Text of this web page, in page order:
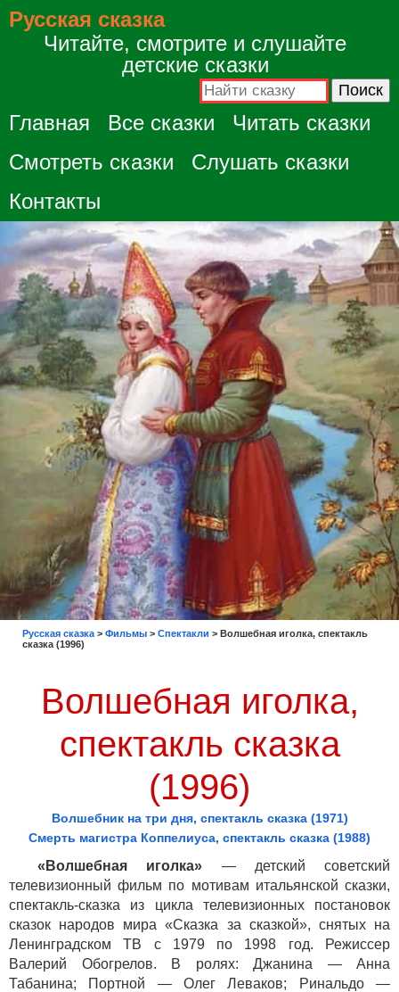
Русская сказка
Читайте, смотрите и слушайте
детские сказки
Главная Все сказки
Читать сказки
Смотреть сказки
Слушать сказки
Контакты
Русская сказка > Фильмы > Спектакли > Волшебная иголка, спектакль
сказка (1996)
Волшебная иголка,
спектакль сказка
(1996)
Волшебник на три дня, спектакль сказка (1971)
Смерть магистра Коппелиуса, спектакль сказка (1988)
«Волшебная иголка» — детский советский
телевизионный фильм по мотивам итальянской сказки,
спектакль-сказка из цикла телевизионных постановок
сказок народов мира «Сказка за сказкой», снятых на
Ленинградском ТВ с 1979 по 1998 год. Режиссер
Валерий Обогрелов. В ролях: Джанина — Анна
Табанина; Портной — Олег Леваков; Ринальдо —